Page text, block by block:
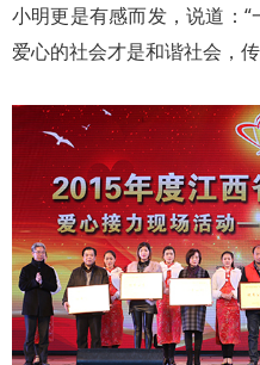
小明更是有感而发，说道：
爱心的社会才是和谐社会，